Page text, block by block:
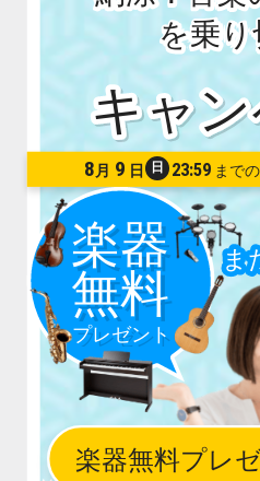
を乗り
8 月 9 日 日 23:59